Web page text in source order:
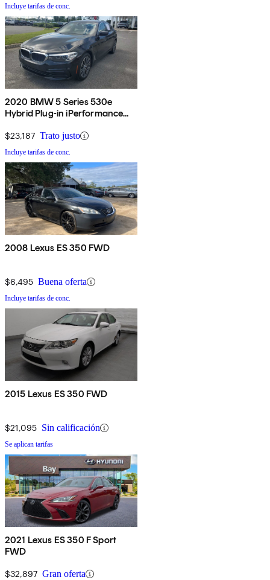
Incluye tarifas de conc.
2020 BMW 5 Series 530e
Hybrid Plug-in iPerformance
$23,187 Trato justo
Incluye tarifas de conc.
2008 Lexus ES 350 FWD
$6,495 Buena oferta
Incluye tarifas de conc.
2015 Lexus ES 350 FWD
$21,095 Sin calificación
Se aplican tarifas
2021 Lexus ES 350 F Sport
FWD
$32,897 Gran oferta